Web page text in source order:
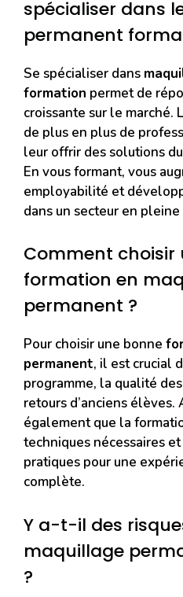
spécialiser dans
permanent
Se spécialiser dans
formation permet de
croissante sur le marché.
de plus en plus de
leur offrir des solutions
En vous formant, vous
employabilité et
dans un secteur en
Comment choisir
formation en
permanent ?
Pour choisir une bonne
permanent, il est crucial
programme, la qualité
retours d’anciens élèves.
également que la
techniques nécessaires
pratiques pour une
complète.
Y a-t-il des
maquillage
?